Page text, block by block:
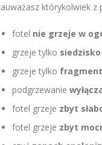
którykolwiek
fotel nie grzeje w
grzeje tylko siedzisko
grzeje tylko
podgrzewanie
fotel grzeje zbyt
fotel grzeje zbyt